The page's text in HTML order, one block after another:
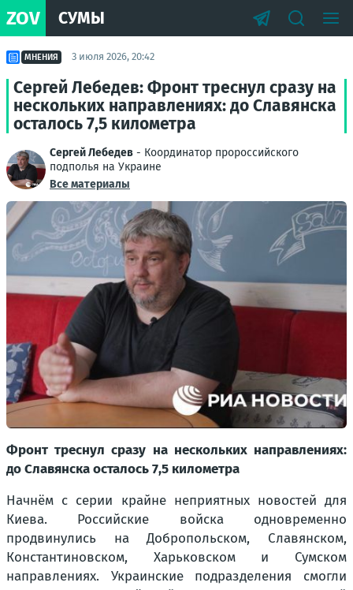
ZOV СУМЫ
МНЕНИЯ 3 июля 2026, 20:42
Сергей Лебедев: Фронт треснул сразу на
нескольких направлениях: до Славянска
осталось 7,5 километра
Сергей Лебедев - Координатор пророссийского
подполья на Украине
Все материалы
Фронт треснул сразу на нескольких направлениях:
до Славянска осталось 7,5 километра
Начнём с серии крайне неприятных новостей для
Киева. Российские войска одновременно
продвинулись на Добропольском, Славянском,
Константиновском, Харьковском и Сумском
направлениях. Украинские подразделения смогли